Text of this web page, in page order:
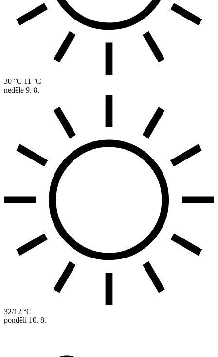
30 °C 11 °C
neděle 9. 8.
32/12 °C
pondělí 10. 8.